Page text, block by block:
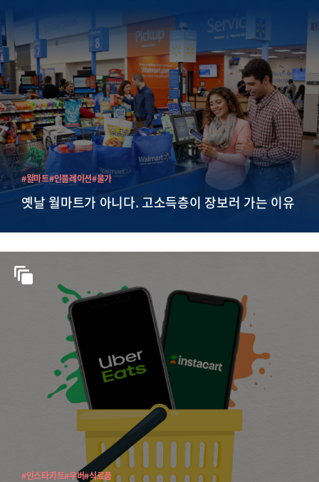
옛날 월마트가 아니다. 고소득층이 장보러 가는 이유
#월마트#인플레이션#물가
#인스타카트#우버#식료품